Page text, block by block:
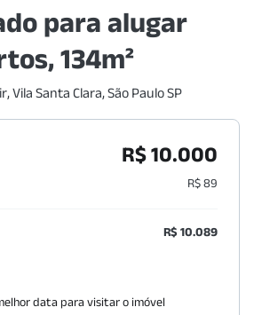
para alugar
134m²
Vila Santa Clara, São Paulo SP
R$ 10.000
R$ 89
R$ 10.089
data para visitar o imóvel